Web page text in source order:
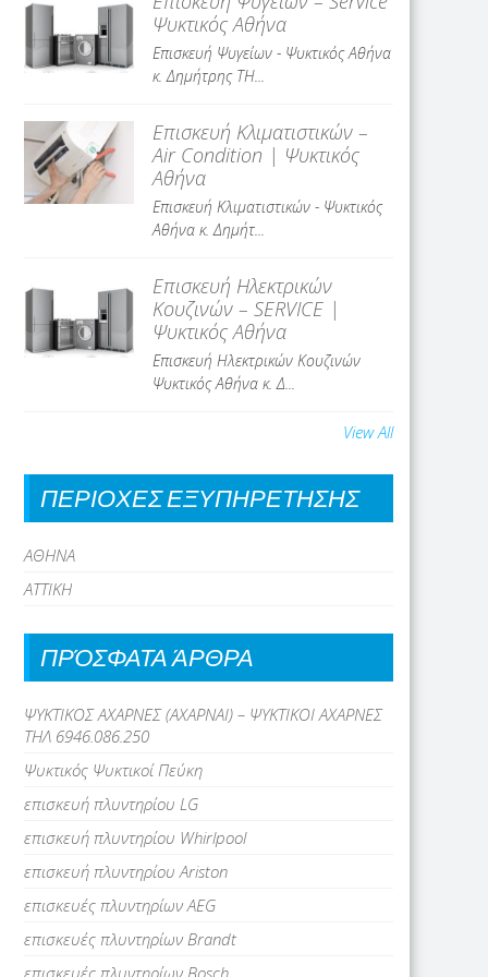
Ψυκτικός Αθήνα
Επισκευή Ψυγείων - Ψυκτικός Αθήνα
κ. Δημήτρης ΤΗ...
Επισκευή Κλιματιστικών –
Air Condition | Ψυκτικός
Αθήνα
Επισκευή Κλιματιστικών - Ψυκτικός
Αθήνα κ. Δημήτ...
Επισκευή Ηλεκτρικών
Κουζινών – SERVICE |
Ψυκτικός Αθήνα
Επισκευή Ηλεκτρικών Κουζινών
Ψυκτικός Αθήνα κ. Δ...
View All
ΠΕΡΙΟΧΕΣ ΕΞΥΠΗΡΕΤΗΣΗΣ
ΑΘΗΝΑ
ΑΤΤΙΚΗ
ΠΡΌΣΦΑΤΑ ΆΡΘΡΑ
ΨΥΚΤΙΚΟΣ ΑΧΑΡΝΕΣ (ΑΧΑΡΝΑΙ) – ΨΥΚΤΙΚΟΙ ΑΧΑΡΝΕΣ
ΤΗΛ 6946.086.250
Ψυκτικός Ψυκτικοί Πεύκη
επισκευή πλυντηρίου LG
επισκευή πλυντηρίου Whirlpool
επισκευή πλυντηρίου Ariston
επισκευές πλυντηρίων AEG
επισκευές πλυντηρίων Brandt